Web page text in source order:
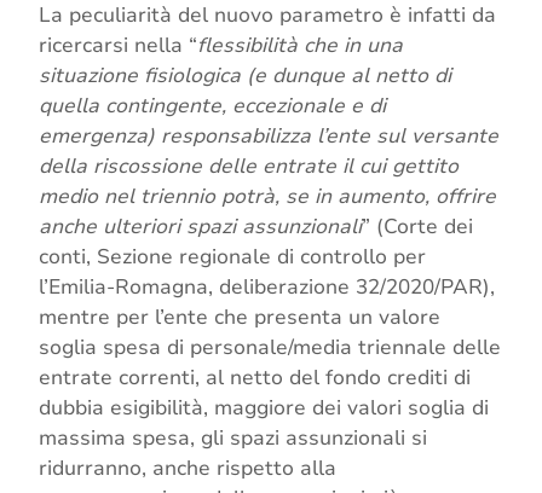
La peculiarità del nuovo parametro è infatti da
ricercarsi nella “flessibilità che in una
situazione fisiologica (e dunque al netto di
quella contingente, eccezionale e di
emergenza) responsabilizza l’ente sul versante
della riscossione delle entrate il cui gettito
medio nel triennio potrà, se in aumento, offrire
anche ulteriori spazi assunzionali” (Corte dei
conti, Sezione regionale di controllo per
l’Emilia-Romagna, deliberazione 32/2020/PAR),
mentre per l’ente che presenta un valore
soglia spesa di personale/media triennale delle
entrate correnti, al netto del fondo crediti di
dubbia esigibilità, maggiore dei valori soglia di
massima spesa, gli spazi assunzionali si
ridurranno, anche rispetto alla